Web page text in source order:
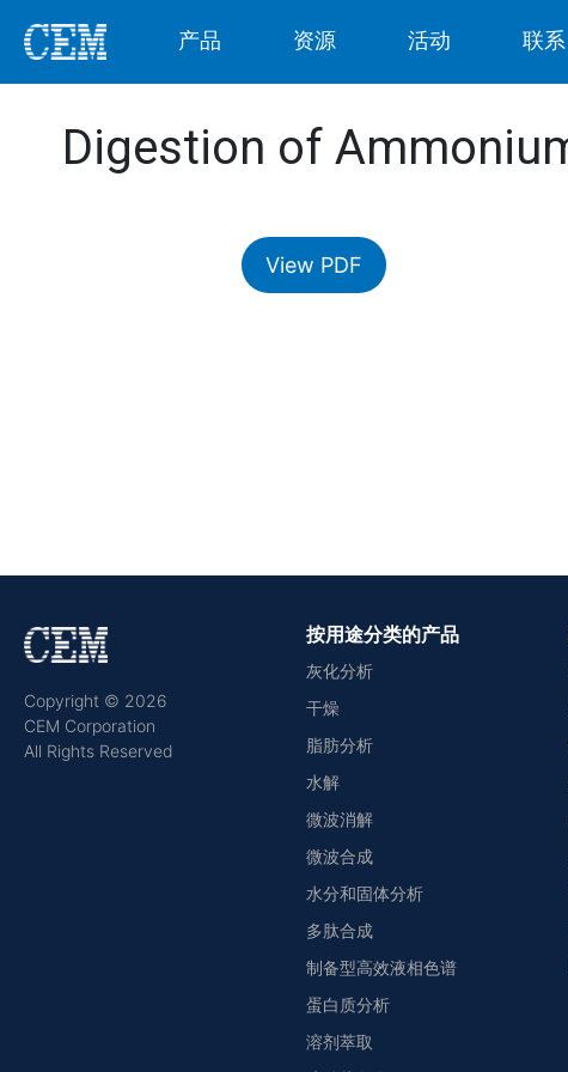
产品 资源 活动 联系
Digestion of
View PDF
Copyright © 2026
CEM Corporation
All Rights Reserved
按用途分类的产品
灰化分析
干燥
脂肪分析
水解
微波消解
微波合成
水分和固体分析
多肽合成
制备型高效液相色谱
蛋白质分析
溶剂萃取